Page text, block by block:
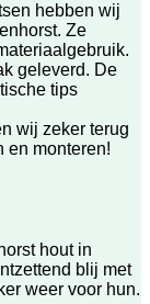
hebben wij
Ze
geleverd. De
tips
wij zeker terug
en monteren!
hout in
blij met
weer voor hun.